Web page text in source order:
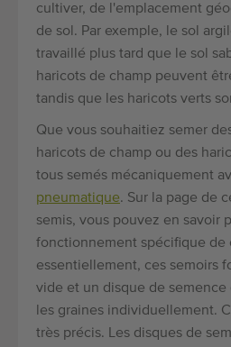
cultiver, de l'emplacement
de sol. Par exemple, le sol
travaillé plus tard que le sol
haricots de champ peuvent
tandis que les haricots verts
Que vous souhaitiez semer
haricots de champ ou des
tous semés mécaniquement
pneumatique. Sur la page de
semis, vous pouvez en savoir
fonctionnement spécifique de
essentiellement, ces semoirs
vide et un disque de semence
les graines individuellement.
très précis. Les disques de